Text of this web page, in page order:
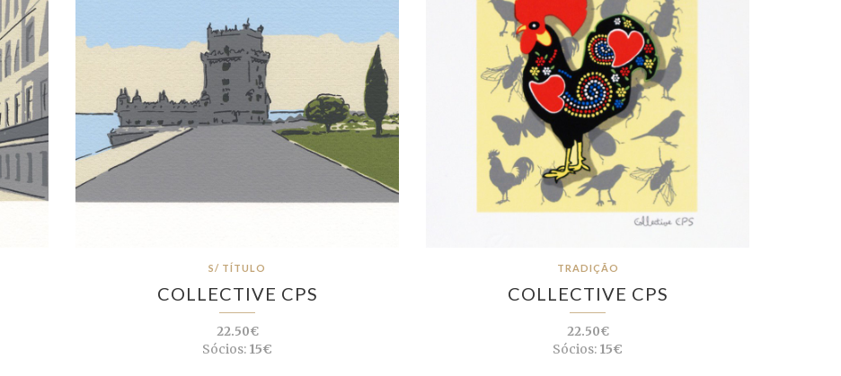
S/ TÍTULO
COLLECTIVE CPS
22.50€
Sócios: 15€
TRADIÇÃO
COLLECTIVE CPS
22.50€
Sócios: 15€